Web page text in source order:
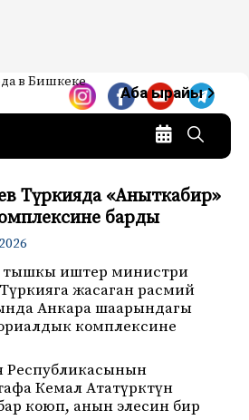
Жаңылыктар —
в Бишкеке
Аба ырайы
Түркияда «Аныткабир»
барды
иштер министри
жасаган расмий
Анкара шаарындагы
комплексине
Республикасынын
Кемал Ататүрктүн
коюп, анын элесин бир